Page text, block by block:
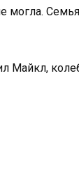
могла.
Майкл,